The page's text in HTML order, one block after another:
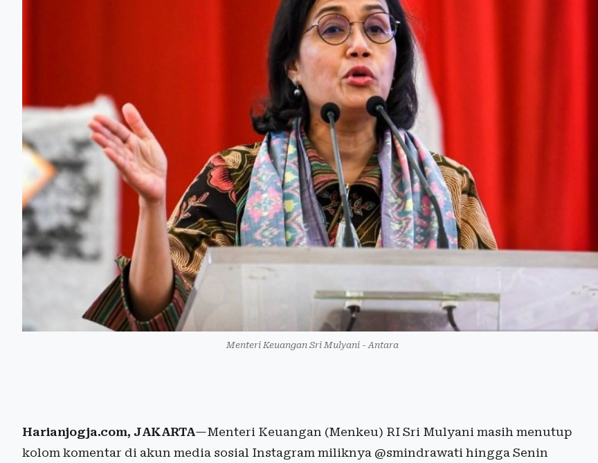
Menteri Keuangan Sri Mulyani - Antara
Harianjogja.com, JAKARTA—Menteri Keuangan (Menkeu) RI Sri Mulyani masih menutup
kolom komentar di akun media sosial Instagram miliknya @smindrawati hingga Senin